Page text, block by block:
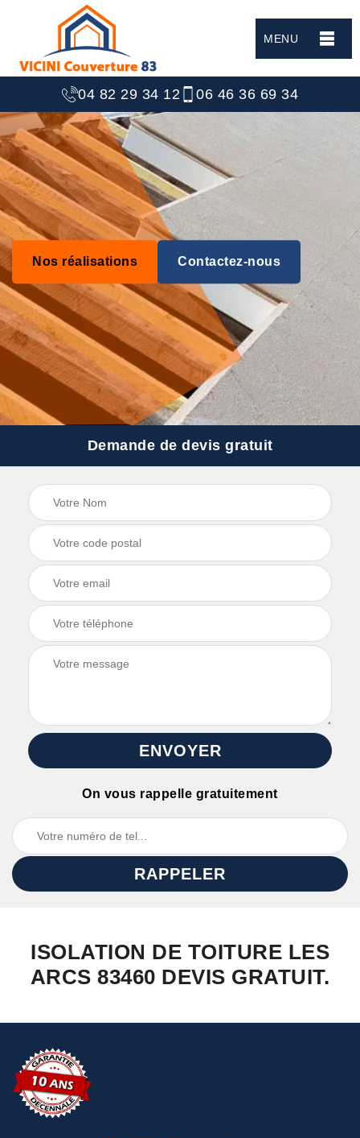
MENU
04 82 29 34 12 06 46 36 69 34
Nos réalisations Contactez-nous
Demande de devis gratuit
On vous rappelle gratuitement
ISOLATION DE TOITURE LES
ARCS 83460 DEVIS GRATUIT.